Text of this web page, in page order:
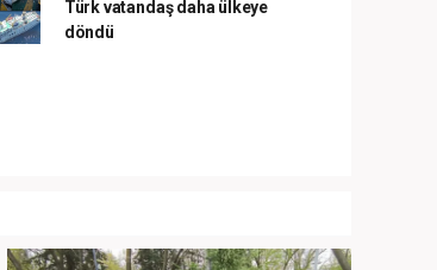
Türk vatandaş daha ülkeye
döndü